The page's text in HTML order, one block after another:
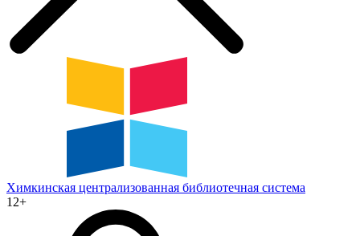
Химкинская централизованная библиотечная система
12+